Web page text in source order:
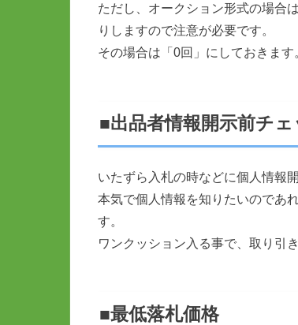
ただし、オークション形式の場合
りしますので注意が必要です。
その場合は「0回」にしておきます
■出品者情報開示前チェ
いたずら入札の時などに個人情報
本気で個人情報を知りたいのであ
す。
ワンクッション入る事で、取り引
■最低落札価格